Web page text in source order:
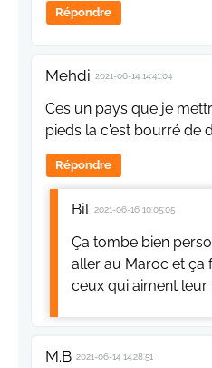
Répondre
Mehdi 2021-06-14 14:41:04
Ces un pays que je
pieds la c'est bourré de
Répondre
Bil 2021-06-16 10:05:05
Ça tombe bien
aller au Maroc et ça
ceux qui aiment leur
M.B 2021-06-14 14:28:51